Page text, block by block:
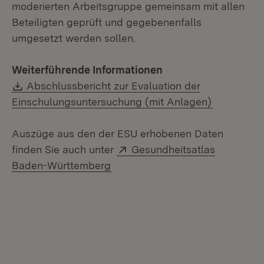
moderierten Arbeitsgruppe gemeinsam mit allen
Beteiligten geprüft und gegebenenfalls
umgesetzt werden sollen.
Weiterführende Informationen
Download:
Abschlussbericht zur Evaluation der
Einschulungsuntersuchung (mit Anlagen)
Auszüge aus den der ESU erhobenen Daten
finden Sie auch unter
Extern:
Gesundheitsatlas
Baden-Württemberg